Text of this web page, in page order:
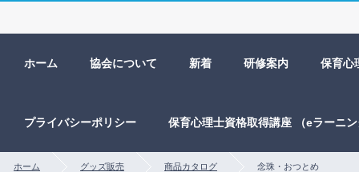
ホーム 協会について 新着 研修案内 保育心
プライバシーポリシー 保育心理士資格取得講座 （eラーニ
ホーム グッズ販売 商品カタログ 念珠・おつとめ